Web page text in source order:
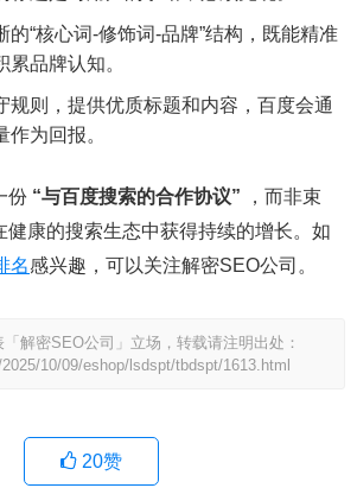
的“核心词-修饰词-品牌”结构，既能精准
品牌认知。
规则，提供优质标题和内容，百度会通
为回报。
份 “与百度搜索的合作协议” ，而非束
健康的搜索生态中获得持续的增长。如
名感兴趣，可以关注解密SEO公司。
解密SEO公司」立场，转载请注明出处：
10/09/eshop/lsdspt/tbdspt/1613.html
20赞